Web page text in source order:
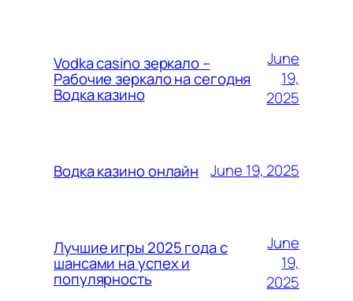
Vodka casino зеркало –
Рабочие зеркало на сегодня
Водка казино
June
19,
2025
Водка казино онлайн June 19, 2025
Лучшие игры 2025 года с
шансами на успех и
популярность
June
19,
2025